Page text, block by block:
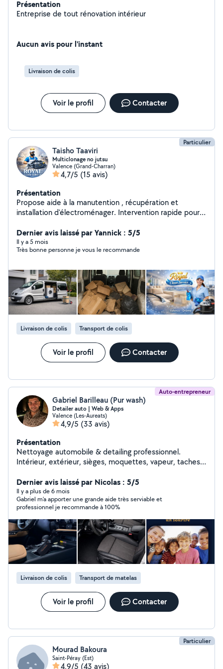
Présentation
Entreprise de tout rénovation intérieur
Aucun avis pour l'instant
Livraison de colis
Voir le profil Contacter
Particulier
Taisho Taaviri
Multiclonage no jutsu
Valence (Grand-Charran)
4,7/5 (15 avis)
Présentation
Propose aide à la manutention , récupération et
installation d'électroménager. Intervention rapide pour
trajets **************** Nettoyage de canapés, matelas...
Dernier avis laissé par Yannick : 5/5
Il y a 5 mois
Très bonne personne je vous le recommande
Livraison de colis Transport de colis
Voir le profil Contacter
Auto-entrepreneur
Gabriel Barilleau (Pur wash)
Detailer auto | Web & Apps
Valence (Les-Aureats)
4,9/5 (33 avis)
Présentation
Nettoyage automobile & detailing professionnel.
Intérieur, extérieur, sièges, moquettes, vapeur, taches
pro, déplacement possible. Également développeur
web & applications mobiles pour projets digitaux.
Dernier avis laissé par Nicolas : 5/5
Il y a plus de 6 mois
Gabriel m’a apporter une grande aide très serviable et
professionnel je recommande à 100%
Livraison de colis Transport de matelas
Voir le profil Contacter
Particulier
Mourad Bakoura
Saint-Péray (Est)
4,9/5 (43 avis)